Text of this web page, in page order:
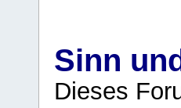
Sinn
Dieses